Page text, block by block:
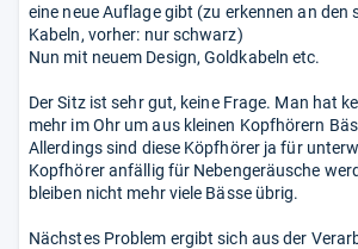
eine neue Auflage gibt (zu erkennen an den
Kabeln, vorher: nur schwarz)
Nun mit neuem Design, Goldkabeln etc.
Der Sitz ist sehr gut, keine Frage. Man hat
mehr im Ohr um aus kleinen Kopfhörern
Allerdings sind diese Köpfhörer ja für
Kopfhörer anfällig für Nebengeräusche
bleiben nicht mehr viele Bässe übrig.
Nächstes Problem ergibt sich aus der